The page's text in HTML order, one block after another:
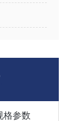
格参数